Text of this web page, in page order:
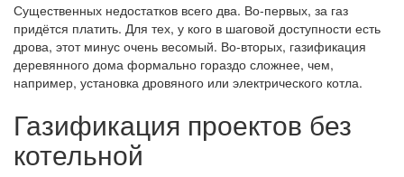
Существенных недостатков всего два. Во-первых, за газ
придётся платить. Для тех, у кого в шаговой доступности есть
дрова, этот минус очень весомый. Во-вторых, газификация
деревянного дома формально гораздо сложнее, чем,
например, установка дровяного или электрического котла.
Газификация проектов без
котельной